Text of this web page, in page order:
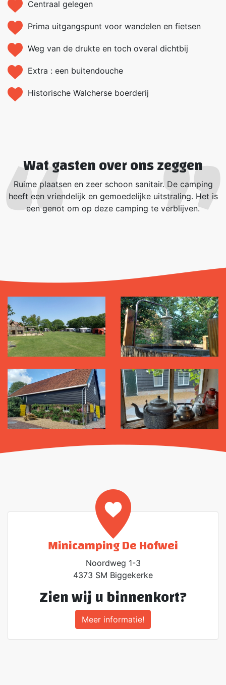
Centraal gelegen
Prima uitgangspunt voor wandelen en fietsen
Weg van de drukte en toch overal dichtbij
Extra : een buitendouche
Historische Walcherse boerderij
Wat gasten over ons zeggen
Ruime plaatsen en zeer schoon sanitair. De camping
heeft een vriendelijk en gemoedelijke uitstraling. Het is
een genot om op deze camping te verblijven.
Minicamping De Hofwei
Noordweg 1-3
4373 SM Biggekerke
Zien wij u binnenkort?
Meer informatie!